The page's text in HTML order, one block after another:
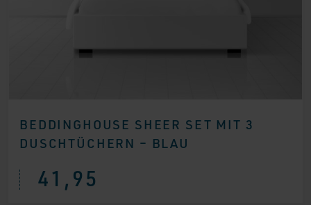
BEDDINGHOUSE SHEER SET MIT 3
DUSCHTÜCHERN – BLAU
41,95